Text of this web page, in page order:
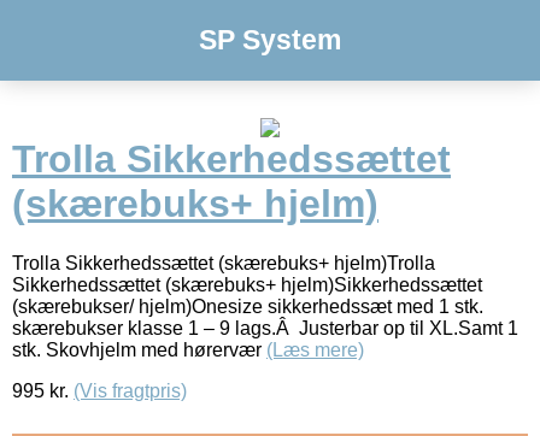
SP System
Trolla Sikkerhedssættet
(skærebuks+ hjelm)
Trolla Sikkerhedssættet (skærebuks+ hjelm)Trolla
Sikkerhedssættet (skærebuks+ hjelm)Sikkerhedssættet
(skærebukser/ hjelm)Onesize sikkerhedssæt med 1 stk.
skærebukser klasse 1 – 9 lags.Â Justerbar op til XL.Samt 1
stk. Skovhjelm med hørervær (Læs mere)
995 kr. (Vis fragtpris)